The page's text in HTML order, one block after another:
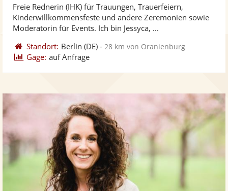
Freie Rednerin (IHK) für Trauungen, Trauerfeiern,
Kinderwillkommensfeste und andere Zeremonien sowie
Moderatorin für Events. Ich bin Jessyca, ...
Standort: Berlin (DE) - 28 km von Oranienburg
Gage: auf Anfrage